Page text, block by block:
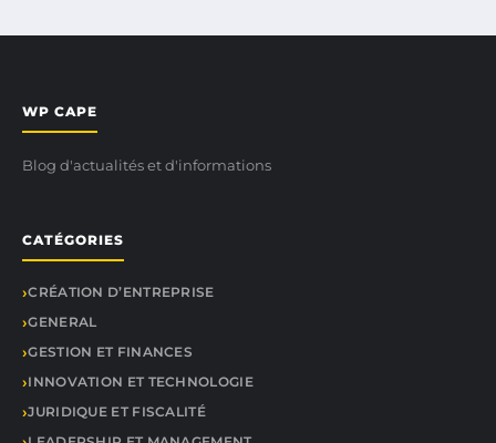
WP CAPE
Blog d'actualités et d'informations
CATÉGORIES
CRÉATION D’ENTREPRISE
GENERAL
GESTION ET FINANCES
INNOVATION ET TECHNOLOGIE
JURIDIQUE ET FISCALITÉ